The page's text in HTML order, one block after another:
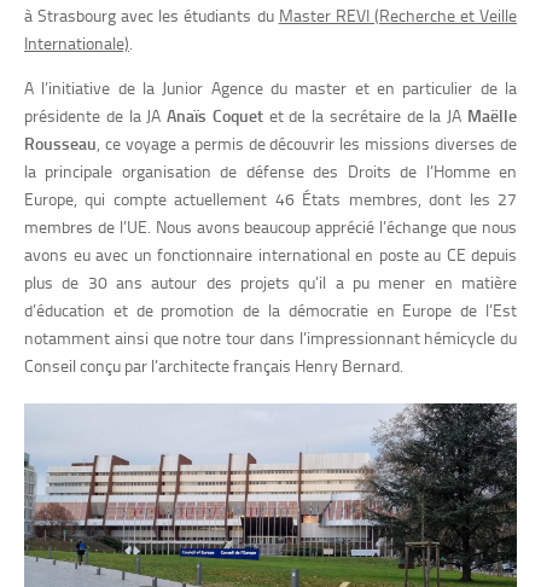
à Strasbourg avec les étudiants du Master REVI (Recherche et Veille
Internationale)
A l’initiative de la Junior Agence du master et en particulier de la
présidente de la JAAnaïs Coquetet de la secrétaire de la JA Maëlle
Rousseau , ce voyage a permis de découvrir les missions diverses de
la principale organisation de défense des Droits de l’Homme en
Europe, qui compte actuellement 46 États membres, dont les 27
membres de l’UE. Nous avons beaucoup apprécié l’échange que nous
avons eu avec un fonctionnaire international en poste au CE depuis
plus de 30 ans autour des projets qu’il a pu mener en matière
d’éducation et de promotion de la démocratie en Europe de l’Est
notamment ainsi que notre tour dans l’impressionnant hémicycle du
Conseil conçu par l’architecte français Henry Bernard.